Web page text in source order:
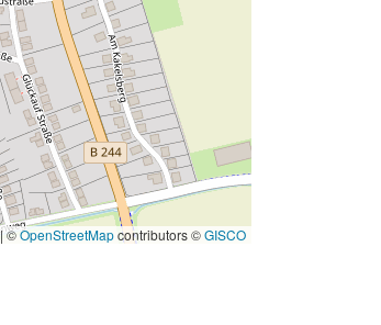
|©OpenStreetMapcontributors ©GISCO